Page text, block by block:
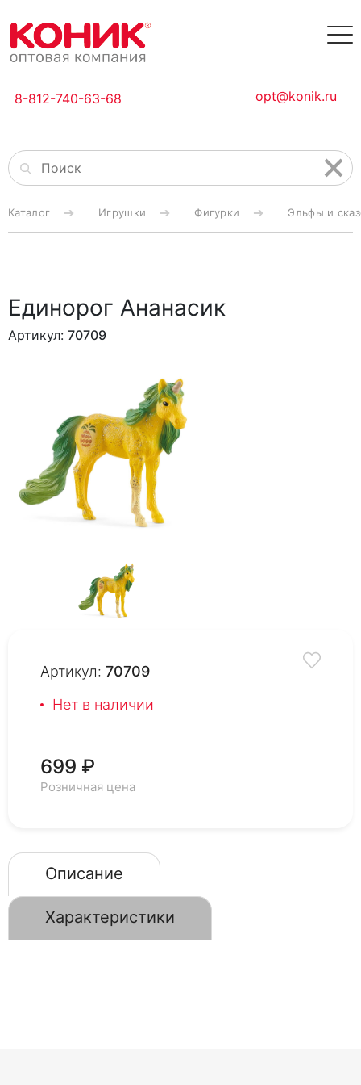
8-812-740-63-68 opt@konik.ru
Каталог Игрушки Фигурки Эльфы и
Единорог Ананасик
Артикул: 70709
Артикул: 70709
Нет в наличии
699 ₽
Розничная цена
Описание
Характеристики